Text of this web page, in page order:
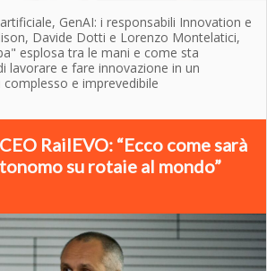
GenAI: i responsabili Innovation e
Davide Dotti e Lorenzo Montelatici,
esplosa tra le mani e come sta
lavorare e fare innovazione in un
e imprevedibile
RailEVO: “Ecco come sarà
su rotaie al mondo”